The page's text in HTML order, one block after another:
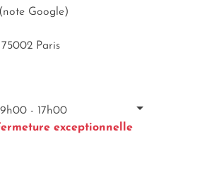
Google)
Paris
- 17h00
exceptionnelle